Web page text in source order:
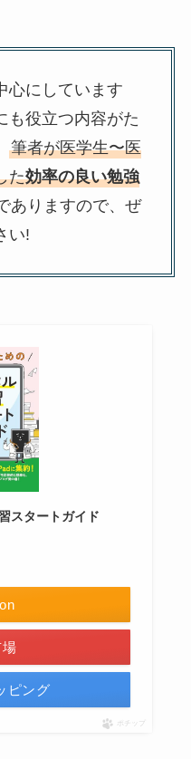
心にしています
も役立つ内容がた
筆者が医学生〜医
た効率の良い勉強
ありますので、ぜ
い!
スタートガイド
ピング
ポチップ